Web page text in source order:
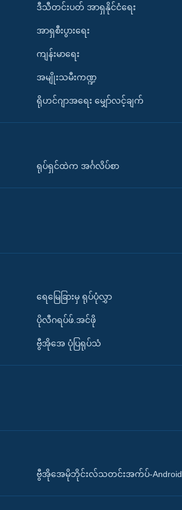
ဒီသီတင်းပတ် အာရှနိုင်ငံရေး
အာရှစီးပွားရေး
ကျန်းမာရေး
အမျိုးသမီးကဏ္ဍ
ရိုဟင်ဂျာအရေး မျှော်လင့်ချက်
ရုပ်ရှင်ထဲက အင်္ဂလိပ်စာ
ရေမြေခြားမှ ရုပ်ပုံလွှာ
ပိုလီဂရပ်ဖ်.အင်ဖို
ဗွီအိုအေ ပုံပြရုပ်သံ
ဗွီအိုအေမိုဘိုင်းလ်သတင်းအက်ပ်-Android